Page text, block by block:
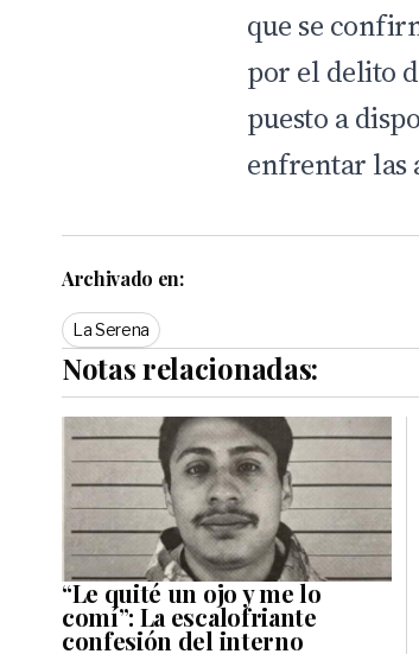
que se
por el delito
puesto a
enfrentar las
Archivado en:
La Serena
Notas relacionadas:
“Le quité un ojo y me lo
comí”: La escalofriante
confesión del interno